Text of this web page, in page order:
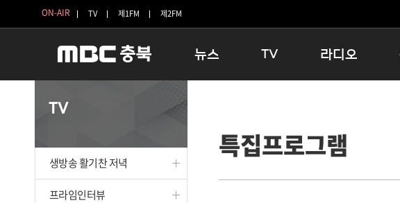
ON-AIR TV 제1FM 제2FM
뉴스 TV
인생내컷
테마기행 길
라디오
16:00 완벽한 하루
우리 고향, 부탁해!
TV
생방송 활기찬 저녁
프라임인터뷰
특집프로그램